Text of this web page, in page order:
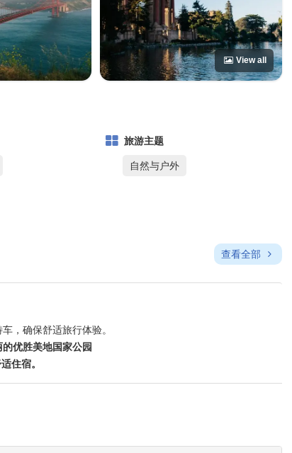
View all
旅游主题
自然与户外
查看全部
，确保舒适旅行体验。
优胜美地国家公园
住宿。